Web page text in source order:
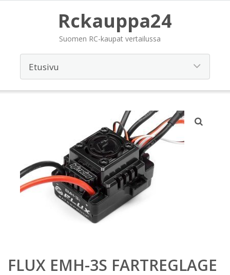
Rckauppa24
Suomen RC-kaupat vertailussa
FLUX EMH-3S FARTREGLAGE